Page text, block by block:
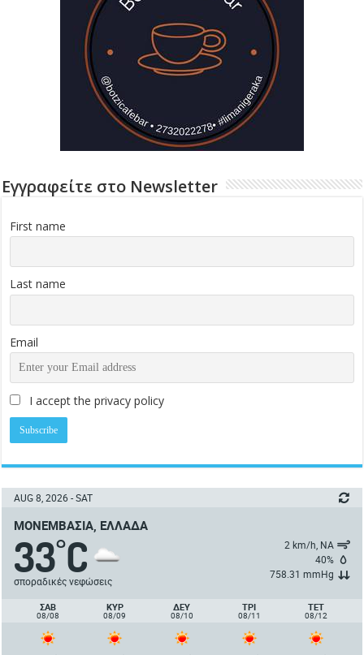
Εγγραφείτε στο Newsletter
First name
Last name
Email
I accept the privacy policy
AUG 8, 2026 - SAT
ΜΟΝΕΜΒΑΣΙΆ, ΕΛΛΆΔΑ
33°C
σποραδικές νεφώσεις
2 km/h, ΝΑ
40%
758.31 mmHg
ΣΑΒ
08/08
ΚΥΡ
08/09
ΔΕΥ
08/10
ΤΡΙ
08/11
ΤΕΤ
08/12